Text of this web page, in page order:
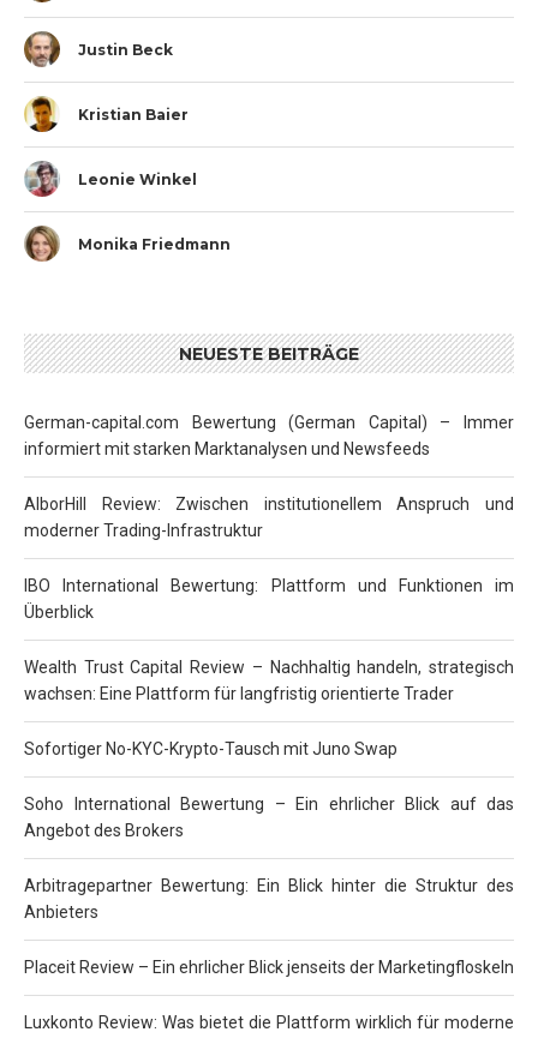
Justin Beck
Kristian Baier
Leonie Winkel
Monika Friedmann
NEUESTE BEITRÄGE
German-capital.com Bewertung (German Capital) – Immer
informiert mit starken Marktanalysen und Newsfeeds
AlborHill Review: Zwischen institutionellem Anspruch und
moderner Trading-Infrastruktur
IBO International Bewertung: Plattform und Funktionen im
Überblick
Wealth Trust Capital Review – Nachhaltig handeln, strategisch
wachsen: Eine Plattform für langfristig orientierte Trader
Sofortiger No-KYC-Krypto-Tausch mit Juno Swap
Soho International Bewertung – Ein ehrlicher Blick auf das
Angebot des Brokers
Arbitragepartner Bewertung: Ein Blick hinter die Struktur des
Anbieters
Placeit Review – Ein ehrlicher Blick jenseits der Marketingfloskeln
Luxkonto Review: Was bietet die Plattform wirklich für moderne